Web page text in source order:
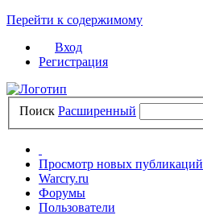
Перейти к содержимому
Вход
Регистрация
Поиск Расширенный
Просмотр новых публикаций
Warcry.ru
Форумы
Пользователи